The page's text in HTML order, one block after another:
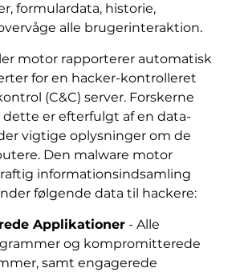
formulardata, historie,
alle brugerinteraktion.
motor rapporterer automatisk
for en hacker-kontrolleret
(C&C) server. Forskerne
dette er efterfulgt af en data-
vigtige oplysninger om de
Den malware motor
informationsindsamling
følgende data til hackere:
Applikationer- Alle
og kompromitterede
samt engagerede